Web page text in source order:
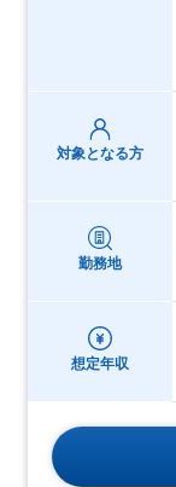
対象となる方
勤務地
想定年収